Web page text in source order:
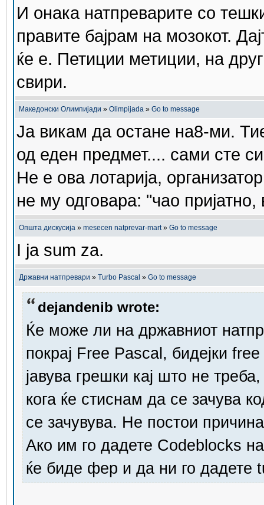
И онака натпреварите со
правите бајрам на мозокот.
ќе е. Петиции метиции, на
свири.
Македонски Олимпијади » Olimpijada » Go to message
Ја викам да остане на8-ми.
од еден предмет.... сами сте
Не е ова лотарија,
не му одговара: "чао
Општа дискусија » mesecen natprevar-mart» Go to message
I ja sum za.
Државни натпревари » Turbo Pascal » Go to message
dejandenib wrote:
Ќе може ли на државниот
покрај Free Pascal, бидејки
јавува грешки кај што не
кога ќе стиснам да се зачува
се зачувува. Не постои
Ако им го дадете Codeblocks
ќе биде фер и да ни го дадете